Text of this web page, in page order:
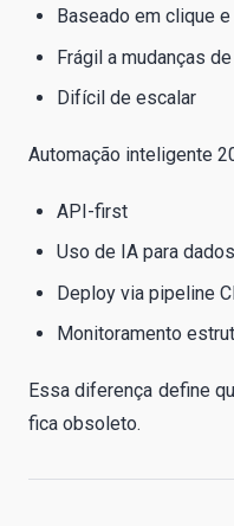
Baseado em clique
Frágil a mudanças
Difícil de escalar
Automação inteligente
API-first
Uso de IA para
Deploy via pipeline
Monitoramento
Essa diferença define
fica obsoleto.